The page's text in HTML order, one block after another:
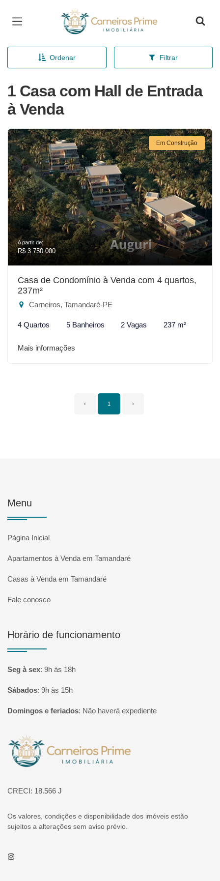
Página inicial
Ordenar Filtrar
1 Casa com Hall de Entrada
à Venda
Em Construção
A partir de:
R$ 3.750.000
Casa de Condomínio à Venda com 4 quartos,
237m²
Carneiros, Tamandaré-PE
4 Quartos 5 Banheiros 2 Vagas 237 m²
Mais informações
‹ 1 ›
Menu
Página Inicial
Apartamentos à Venda em Tamandaré
Casas à Venda em Tamandaré
Fale conosco
Horário de funcionamento
Seg à sex: 9h às 18h
Sábados: 9h às 15h
Domingos e feriados: Não haverá expediente
Página inicial
CRECI: 18.566 J
Os valores, condições e disponibilidade dos imóveis estão
sujeitos a alterações sem aviso prévio.
Instagram